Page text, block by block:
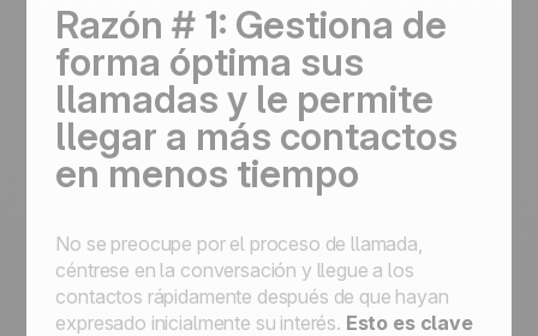
Razón # 1: Gestiona de
forma óptima sus
llamadas y le permite
llegar a más contactos
en menos tiempo
No se preocupe por el proceso de llamada,
céntrese en la conversación y llegue a los
contactos rápidamente después de que hayan
expresado inicialmente su interés. Esto es clave